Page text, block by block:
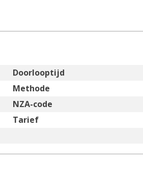
Doorlooptijd
Methode
NZA-code
Tarief